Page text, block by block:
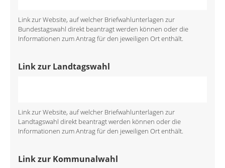
Link zur Website, auf welcher Briefwahlunterlagen zur
Bundestagswahl direkt beantragt werden können oder die
Informationen zum Antrag für den jeweiligen Ort enthält.
Link zur Landtagswahl
Link zur Website, auf welcher Briefwahlunterlagen zur
Landtagswahl direkt beantragt werden können oder die
Informationen zum Antrag für den jeweiligen Ort enthält.
Link zur Kommunalwahl